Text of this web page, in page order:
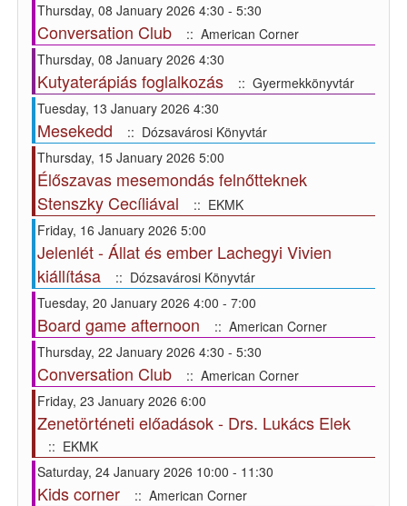
Thursday, 08 January 2026 4:30 - 5:30
Conversation Club
:: American Corner
Thursday, 08 January 2026 4:30
Kutyaterápiás foglalkozás
:: Gyermekkönyvtár
Tuesday, 13 January 2026 4:30
Mesekedd
:: Dózsavárosi Könyvtár
Thursday, 15 January 2026 5:00
Élőszavas mesemondás felnőtteknek
Stenszky Cecíliával
:: EKMK
Friday, 16 January 2026 5:00
Jelenlét - Állat és ember Lachegyi Vivien
kiállítása
:: Dózsavárosi Könyvtár
Tuesday, 20 January 2026 4:00 - 7:00
Board game afternoon
:: American Corner
Thursday, 22 January 2026 4:30 - 5:30
Conversation Club
:: American Corner
Friday, 23 January 2026 6:00
Zenetörténeti előadások - Drs. Lukács Elek
:: EKMK
Saturday, 24 January 2026 10:00 - 11:30
Kids corner
:: American Corner